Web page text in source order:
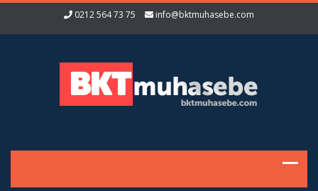
0212 564 73 75 info@bktmuhasebe.com